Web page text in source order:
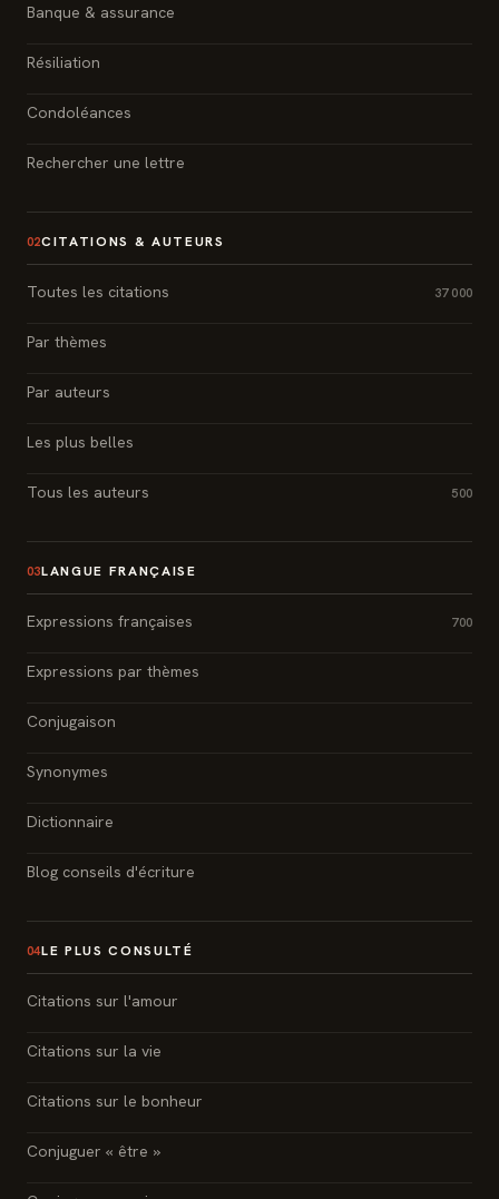
Banque & assurance
Résiliation
Condoléances
Rechercher une lettre
02CITATIONS & AUTEURS
Toutes les citations 37 000
Par thèmes
Par auteurs
Les plus belles
Tous les auteurs 500
03LANGUE FRANÇAISE
Expressions françaises 700
Expressions par thèmes
Conjugaison
Synonymes
Dictionnaire
Blog conseils d'écriture
04LE PLUS CONSULTÉ
Citations sur l'amour
Citations sur la vie
Citations sur le bonheur
Conjuguer « être »